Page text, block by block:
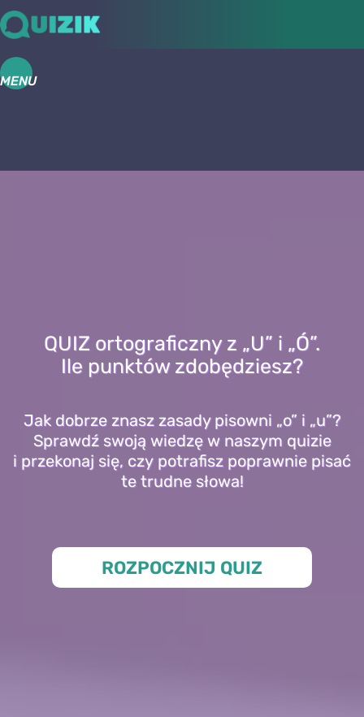
MENU
QUIZ ortograficzny z „U” i „Ó”.
Ile punktów zdobędziesz?
Jak dobrze znasz zasady pisowni „o” i „u”?
Sprawdź swoją wiedzę w naszym quizie
i przekonaj się, czy potrafisz poprawnie pisać
te trudne słowa!
ROZPOCZNIJ QUIZ